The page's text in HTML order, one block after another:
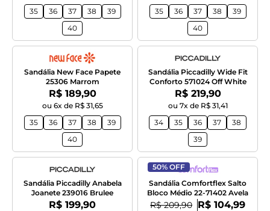
35
36 37 38
39
40
35
36 37 38
39
40
Sandália New Face Papete
25306 Marrom
Por:
R$ 189,90
ou 6x de R$ 31,65
35
36 37 38
39
40
Sandália Piccadilly Wide Fit
Conforto 571024 Off White
Por:
R$ 219,90
ou 7x de R$ 31,41
34
35 36 37
38
39
Sandália Piccadilly Anabela
Joanete 239016 Brulee
Por:
R$ 199,90
50% OFF
Sandália Comfortflex Salto
Bloco Médio 22-71402 Avela
De:
R$ 209,90 Por:
R$ 104,99